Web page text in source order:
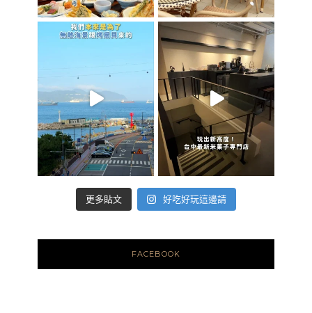
更多貼文 好吃好玩這邊請
FACEBOOK